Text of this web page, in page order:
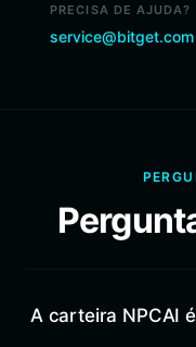
PRECISA DE AJUDA?
service@bitget.com
A carteira NPCAI